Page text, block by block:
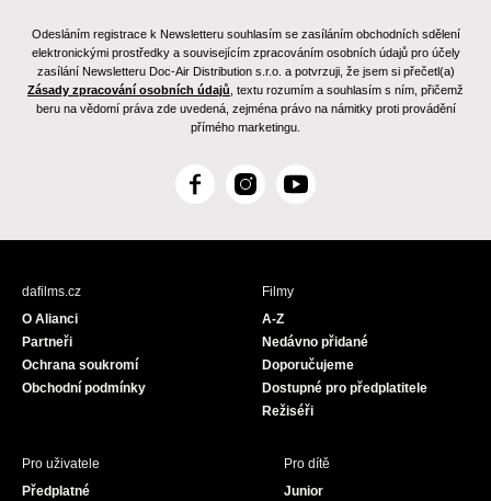
Odesláním registrace k Newsletteru souhlasím se zasíláním obchodních sdělení
elektronickými prostředky a souvisejícím zpracováním osobních údajů pro účely
zasílání Newsletteru Doc-Air Distribution s.r.o. a potvrzuji, že jsem si přečetl(a)
Zásady zpracování osobních údajů , textu rozumím a souhlasím s ním, přičemž
beru na vědomí práva zde uvedená, zejména právo na námitky proti provádění
přímého marketingu.
F
c
I
s
Y
u
dafilms.cz
O Alianci
Partneři
Ochrana soukromí
Obchodní podmínky
Filmy
A-Z
Nedávno přidané
Doporučujeme
Dostupné pro předplatitele
Režiséři
Pro uživatele
Předplatné
Pro dítě
Junior